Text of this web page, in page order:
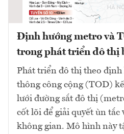
Định hướng metro và
trong phát triển đô thị
Phát triển đô thị theo định
thông công cộng (TOD)
lưới đường sắt đô thị
cốt lõi để giải quyết ùn tắc
không gian. Mô hình này